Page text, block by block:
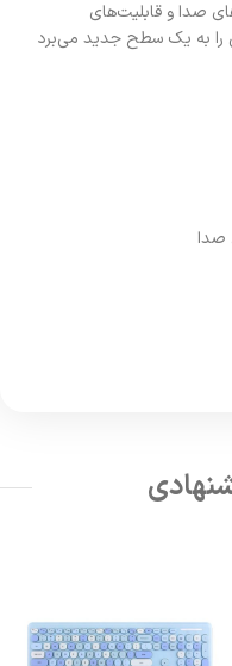
صدا و قابلیت‌های
را به یک سطح جدید می‌برد